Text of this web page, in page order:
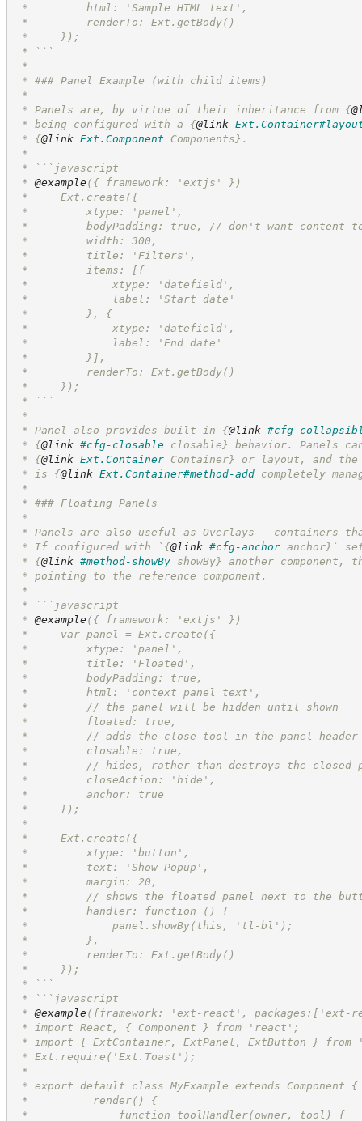
*         html: 'Sample HTML text',
*         renderTo: Ext.getBody()
*     });
* ```
*
* ### Panel Example (with child items)
*
* Panels are, by virtue of their inheritance from {
* being configured with a {@link
* {@link Ext.Component Components} .
*
* ```javascript
* @example ({ framework: 'extjs' })
*     Ext.create({
*         xtype: 'panel',
*         bodyPadding: true, // don't want content
*         width: 300,
*         title: 'Filters',
*         items: [{
*             xtype: 'datefield',
*             label: 'Start date'
*         }, {
*             xtype: 'datefield',
*             label: 'End date'
*         }],
*         renderTo: Ext.getBody()
*     });
* ```
*
* Panel also provides built-in {@link #cfg-
* {@link #cfg-closable closable} behavior. Panels
* {@link Ext.Container Container} or layout, and
* is {@link Ext.Container#method-add completely
*
* ### Floating Panels
*
* Panels are also useful as Overlays - containers
* If configured with ` {@link #cfg-anchor anchor} `
* {@link #method-showBy showBy} another component,
* pointing to the reference component.
*
* ```javascript
* @example ({ framework: 'extjs' })
*     var panel = Ext.create({
*         xtype: 'panel',
*         title: 'Floated',
*         bodyPadding: true,
*         html: 'context panel text',
*         // the panel will be hidden until shown
*         floated: true,
*         // adds the close tool in the panel header
*         closable: true,
*         // hides, rather than destroys the closed
*         closeAction: 'hide',
*         anchor: true
*     });
*
*     Ext.create({
*         xtype: 'button',
*         text: 'Show Popup',
*         margin: 20,
*         // shows the floated panel next to the
*         handler: function () {
*             panel.showBy(this, 'tl-bl');
*         },
*         renderTo: Ext.getBody()
*     });
* ```
* ```javascript
* @example ({framework: 'ext-react', packages:['ext-
* import React, { Component } from 'react';
* import { ExtContainer, ExtPanel, ExtButton } from
* Ext.require('Ext.Toast');
*
* export default class MyExample extends Component {
* 	    render() {
* 	        function toolHandler(owner, tool) {